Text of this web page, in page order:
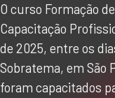
O curso Formação
Capacitação
de 2025, entre os
Sobratema, em São
foram capacitados